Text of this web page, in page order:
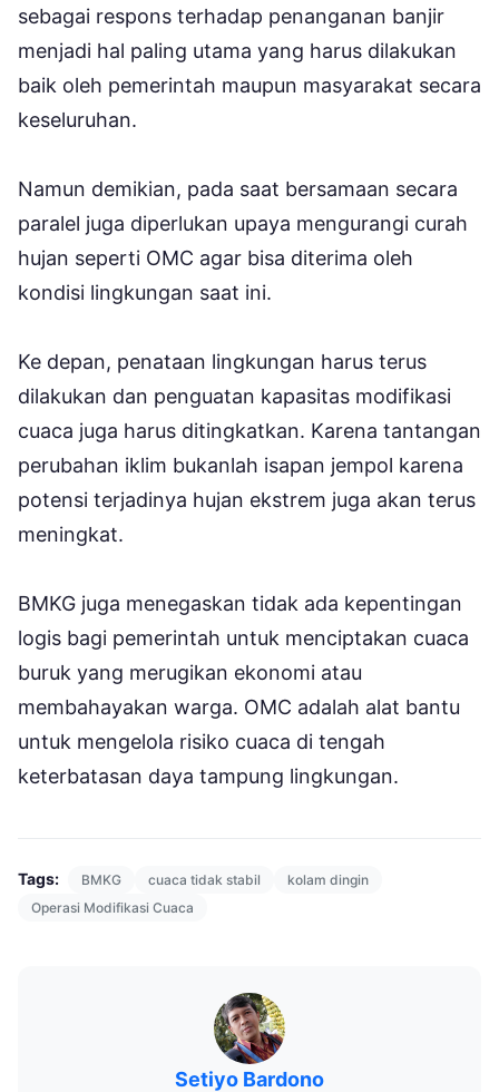
sebagai respons terhadap penanganan banjir
menjadi hal paling utama yang harus dilakukan
baik oleh pemerintah maupun masyarakat secara
keseluruhan.
Namun demikian, pada saat bersamaan secara
paralel juga diperlukan upaya mengurangi curah
hujan seperti OMC agar bisa diterima oleh
kondisi lingkungan saat ini.
Ke depan, penataan lingkungan harus terus
dilakukan dan penguatan kapasitas modifikasi
cuaca juga harus ditingkatkan. Karena tantangan
perubahan iklim bukanlah isapan jempol karena
potensi terjadinya hujan ekstrem juga akan terus
meningkat.
BMKG juga menegaskan tidak ada kepentingan
logis bagi pemerintah untuk menciptakan cuaca
buruk yang merugikan ekonomi atau
membahayakan warga. OMC adalah alat bantu
untuk mengelola risiko cuaca di tengah
keterbatasan daya tampung lingkungan.
Tags: BMKG cuaca tidak stabil
kolam dingin
Operasi Modifikasi Cuaca
Setiyo Bardono